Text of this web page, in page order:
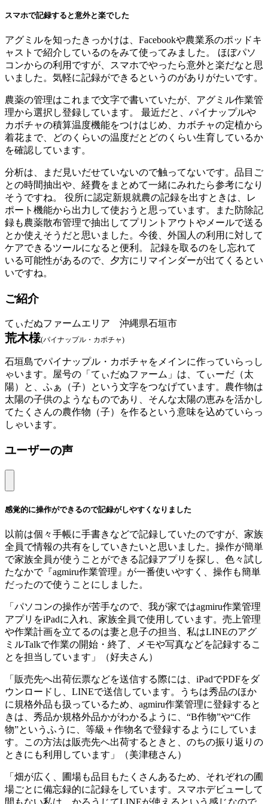
スマホで記録すると意外と楽でした
アグミルを知ったきっかけは、Facebookや農業系のポッドキ
ャストで紹介しているのをみて使ってみました。 ほぼパソ
コンからの利用ですが、スマホでやったら意外と楽だなと思
いました。気軽に記録ができるというのがありがたいです。
農薬の管理はこれまで文字で書いていたが、アグミル作業管
理から選択し登録しています。 最近だと、パイナップルや
カボチャの積算温度機能をつけはじめ、カボチャの定植から
着花まで、どのくらいの温度だとどのくらい生育しているか
を確認しています。
分析は、まだ見いだせていないので触ってないです。品目ご
との時間抽出や、経費をまとめて一緒にみれたら参考になり
そうですね。 役所に認定新規就農の記録を出すときは、レ
ポート機能から出力して使おうと思っています。また防除記
録も農薬散布管理で抽出してプリントアウトやメールで送る
とか使えそうだと思いました。今後、外国人の利用に対して
ケアできるツールになると便利。 記録を取るのをし忘れて
いる可能性があるので、夕方にリマインダーが出てくるとい
いですね。
ご紹介
てぃだぬファームエリア 沖縄県石垣市
荒木様(パイナップル・カボチャ)
石垣島でパイナップル・カボチャをメインに作っていらっし
ゃいます。屋号の「てぃだぬファーム」は、てぃーだ（太
陽）と、ふぁ（子）という文字をつなげています。農作物は
太陽の子供のようなものであり、そんな太陽の恵みを活かし
てたくさんの農作物（子）を作るという意味を込めていらっ
しゃいます。
ユーザーの声
感覚的に操作ができるので記録がしやすくなりました
以前は個々手帳に手書きなどで記録していたのですが、家族
全員で情報の共有をしていきたいと思いました。操作が簡単
で家族全員が使うことができる記録アプリを探し、色々試し
たなかで『agmiru作業管理』が一番使いやすく、操作も簡単
だったので使うことにしました。
「パソコンの操作が苦手なので、我が家ではagmiru作業管理
アプリをiPadに入れ、家族全員で使用しています。売上管理
や作業計画を立てるのは妻と息子の担当、私はLINEのアグ
ミルTalkで作業の開始・終了、メモや写真などを記録するこ
とを担当しています」（好夫さん）
「販売先へ出荷伝票などを送信する際には、iPadでPDFをダ
ウンロードし、LINEで送信しています。うちは秀品のほか
に規格外品も扱っているため、agmiru作業管理に登録すると
きは、秀品か規格外品かがわかるように、“B作物”や“C作
物”というふうに、等級＋作物名で登録するようにしていま
す。この方法は販売先へ出荷するときと、のちの振り返りの
ときにも利用しています」（美津穂さん）
「畑が広く、圃場も品目もたくさんあるため、それぞれの圃
場ごとに備忘録的に記録をしています。スマホデビューして